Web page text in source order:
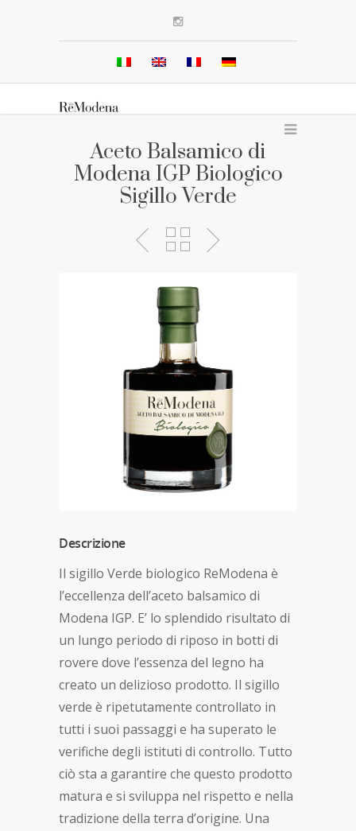
Aceto Balsamico di
Modena IGP Biologico
Sigillo Verde
Descrizione
Il sigillo Verde biologico ReModena è
l’eccellenza dell’aceto balsamico di
Modena IGP. E’ lo splendido risultato di
un lungo periodo di riposo in botti di
rovere dove l’essenza del legno ha
creato un delizioso prodotto. Il sigillo
verde è ripetutamente controllato in
tutti i suoi passaggi e ha superato le
verifiche degli istituti di controllo. Tutto
ciò sta a garantire che questo prodotto
matura e si sviluppa nel rispetto e nella
tradizione della terra d’origine. Una